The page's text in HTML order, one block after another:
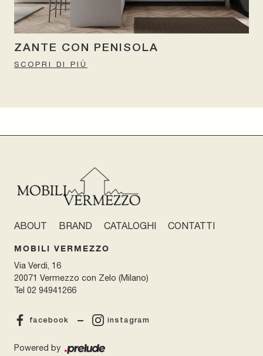
ZANTE CON PENISOLA
SCOPRI DI PIÙ
ABOUT BRAND CATALOGHI CONTATTI
MOBILI VERMEZZO
Via Verdi, 16
20071 Vermezzo con Zelo (Milano)
Tel 02 94941266
facebook instagram
Powered by